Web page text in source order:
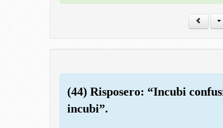
(44) Risposero: “Incubi
incubi”.